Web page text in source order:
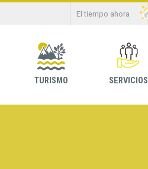
El tiempo ahora
TURISMO SERVICIOS